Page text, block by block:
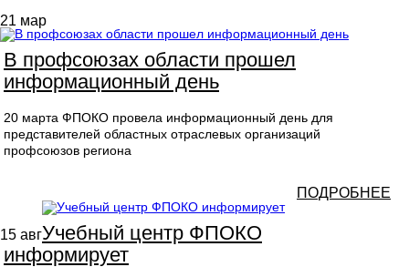
21 мар
В профсоюзах области прошел
информационный день
20 марта ФПОКО провела информационный день для
представителей областных отраслевых организаций
профсоюзов региона
ПОДРОБНЕЕ
15 авгУчебный центр ФПОКО
информирует